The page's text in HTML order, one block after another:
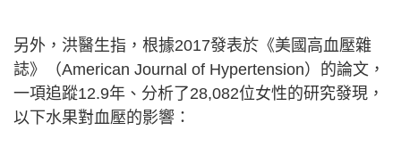
另外，洪醫生指，根據2017發表於《美國高血壓雜
誌》（American Journal of Hypertension）的論文，
一項追蹤12.9年、分析了28,082位女性的研究發現，
以下水果對血壓的影響：